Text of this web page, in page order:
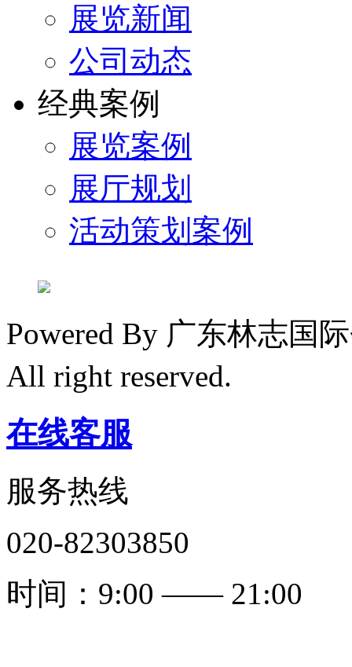
展览新闻
公司动态
经典案例
展览案例
展厅规划
活动策划案例
Powered By 广东林志国
All right reserved.
在线客服
服务热线
020-82303850
时间：9:00 —— 21:00